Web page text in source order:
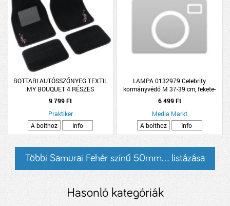
BOTTARI AUTÓSSZŐNYEG TEXTIL
MY BOUQUET 4 RÉSZES
9 799 Ft
Praktiker
A bolthoz
Info
LAMPA 0132979 Celebrity
kormányvédő M 37-39 cm, fekete-
ezüst
6 499 Ft
Media Markt
A bolthoz
Info
Többi Samurai Fehér színű 50mm... listázása
Hasonló kategóriák